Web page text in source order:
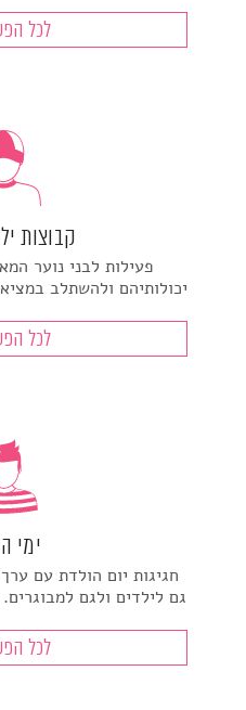
לכל
קבוצות
פעילות לבני נוער
יכולותיהם ולהשתלב
לכל
ימי
חגיגות יום הולדת עם
גם לילדים ולגם
לכל